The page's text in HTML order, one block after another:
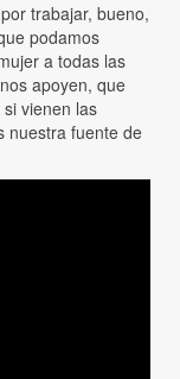
trabajar, bueno,
podamos
a todas las
apoyen, que
vienen las
nuestra fuente de